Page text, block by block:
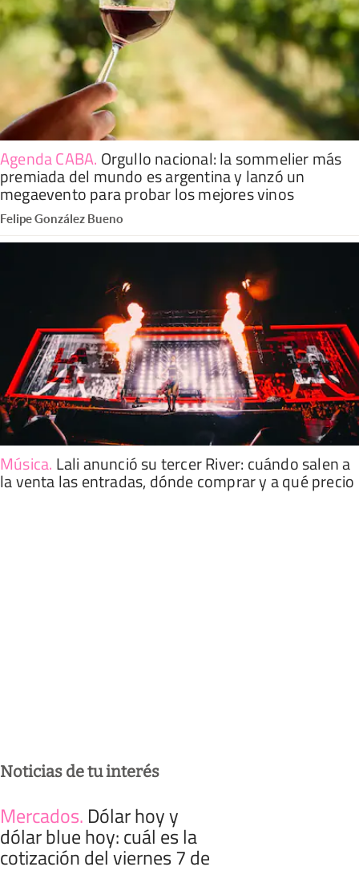
Agenda CABA. Orgullo nacional: la sommelier más
premiada del mundo es argentina y lanzó un
megaevento para probar los mejores vinos
Felipe González Bueno
Música. Lali anunció su tercer River: cuándo salen a
la venta las entradas, dónde comprar y a qué precio
Noticias de tu interés
Mercados. Dólar hoy y
dólar blue hoy: cuál es la
cotización del viernes 7 de